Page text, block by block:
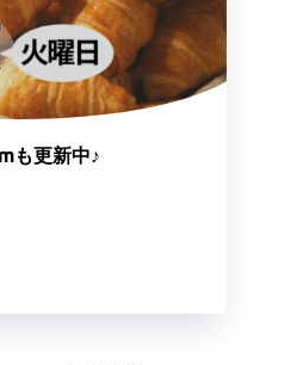
も更新中♪